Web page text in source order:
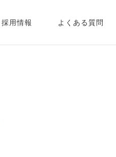
採用情報 よくある質問